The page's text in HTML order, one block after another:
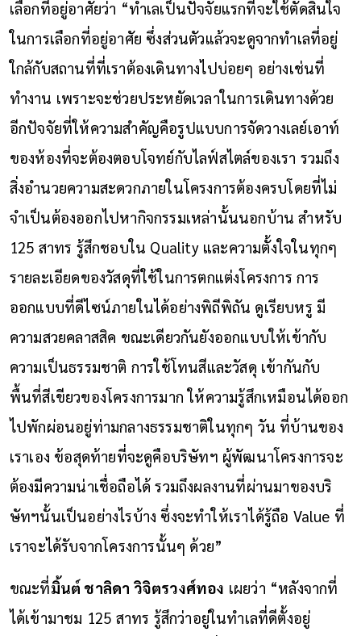
เลือกที่อยู่อาศัยว่า “ทำเลเป็นปัจจัยแรกที่จะใช้ตัดสินใจ
ในการเลือกที่อยู่อาศัย ซึ่งส่วนตัวแล้วจะดูจากทำเลที่อยู่
ใกล้กับสถานที่ที่เราต้องเดินทางไปบ่อยๆ อย่างเช่นที่
ทำงาน เพราะจะช่วยประหยัดเวลาในการเดินทางด้วย
อีกปัจจัยที่ให้ความสำคัญคือรูปแบบการจัดวางเลย์เอาท์
ของห้องที่จะต้องตอบโจทย์กับไลฟ์สไตล์ของเรา รวมถึง
สิ่งอำนวยความสะดวกภายในโครงการต้องครบโดยที่ไม่
จำเป็นต้องออกไปหากิจกรรมเหล่านั้นนอกบ้าน สำหรับ
125 สาทร รู้สึกชอบใน Quality และความตั้งใจในทุกๆ
รายละเอียดของวัสดุที่ใช้ในการตกแต่งโครงการ การ
ออกแบบที่ดีไซน์ภายในได้อย่างพิถีพิถัน ดูเรียบหรู มี
ความสวยคลาสสิค ขณะเดียวกันยังออกแบบให้เข้ากับ
ความเป็นธรรมชาติ การใช้โทนสีและวัสดุ เข้ากันกับ
พื้นที่สีเขียวของโครงการมาก ให้ความรู้สึกเหมือนได้ออก
ไปพักผ่อนอยู่ท่ามกลางธรรมชาติในทุกๆ วัน ที่บ้านของ
เราเอง ข้อสุดท้ายที่จะดูคือบริษัทฯ ผู้พัฒนาโครงการจะ
ต้องมีความน่าเชื่อถือได้ รวมถึงผลงานที่ผ่านมาของบริ
ษัทฯนั้นเป็นอย่างไรบ้าง ซึ่งจะทำให้เราได้รู้ถือ Value ที่
เราจะได้รับจากโครงการนั้นๆ ด้วย”
ขณะที่มิ้นต์ ชาลิดา วิจิตรวงศ์ทอง เผยว่า “หลังจากที่
ได้เข้ามาชม 125 สาทร รู้สึกว่าอยู่ในทำเลที่ดีตั้งอยู่